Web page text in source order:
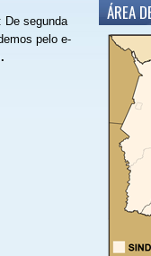
De segunda
pelo e-
ÁREA